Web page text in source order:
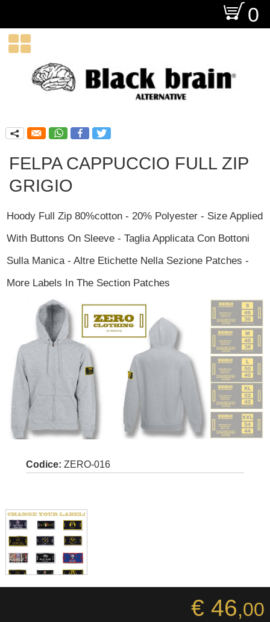
O 0

q
FELPA CAPPUCCIO FULL ZIP
GRIGIO
Hoody Full Zip 80%cotton - 20% Polyester - Size Applied
With Buttons On Sleeve - Taglia Applicata Con Bottoni
Sulla Manica - Altre Etichette Nella Sezione Patches -
More Labels In The Section Patches
Codice:ZERO-016
€ 46,00